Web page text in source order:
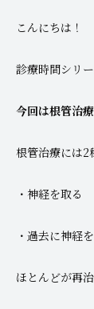
こんにちは！
診療時間シリー
今回は根管治療
根管治療には2
・神経を取る
・過去に神経
ほとんどが再